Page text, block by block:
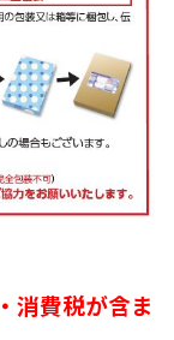
消費税が含ま